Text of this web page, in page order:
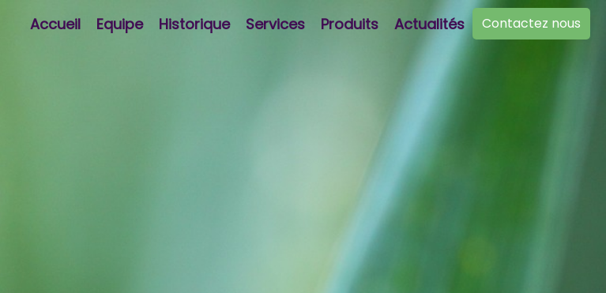
Accueil Equipe Historique Services Produits Actualités Contactez nous